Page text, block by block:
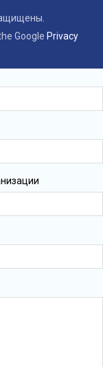
Google Privacy